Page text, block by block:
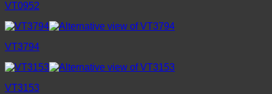
VT0952
VT3794
VT3153